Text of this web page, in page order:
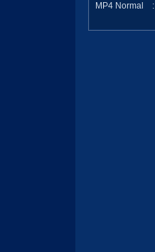
MP4 Normal
: